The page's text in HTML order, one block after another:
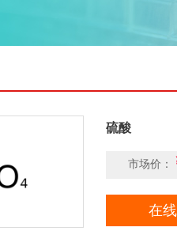
硫酸
市场价：
在